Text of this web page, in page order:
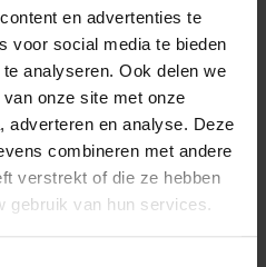
en advertenties te
voor social media te bieden
analyseren. Ook delen we
onze site met onze
adverteren en analyse. Deze
combineren met andere
verstrekt of die ze hebben
gebruik van hun services.
wie is